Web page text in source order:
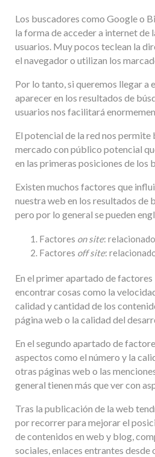
Los buscadores como Google o
la forma de acceder a internet de
usuarios. Muy pocos teclean la
el navegador o utilizan los
Por lo tanto, si queremos llegar a
aparecer en los resultados de
usuarios nos facilitará
El potencial de la red nos permite
mercado con público potencial
en las primeras posiciones de los
Existen muchos factores que
nuestra web en los resultados de
pero por lo general se pueden
Factores on site:
Factores off site:
En el primer apartado de factores
encontrar cosas como la
calidad y cantidad de los
página web o la calidad del
En el segundo apartado de
aspectos como el número y la
otras páginas web o las
general tienen más que ver con
Tras la publicación de la web
por recorrer para mejorar el
de contenidos en web y blog,
sociales, enlaces entrantes desde